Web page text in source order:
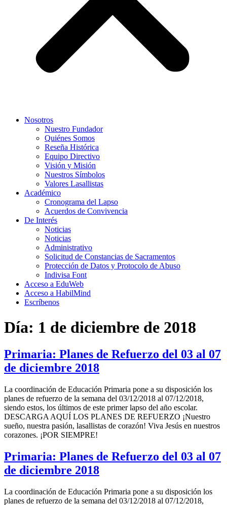
Nosotros
Nuestro Fundador
Quiénes Somos
Reseña Histórica
Equipo Directivo
Visión y Misión
Nuestros Símbolos
Valores Lasallistas
Académico
Cronograma del Lapso
Acuerdos de Convivencia
De Interés
Noticias
Noticias
Administrativo
Solicitud de Constancias de Sacramentos
Protección de Datos y Protocolo de Abuso
Indivisa Font
Acceso a EduWeb
Acceso a HabilMind
Escríbenos
Día: 1 de diciembre de 2018
Primaria: Planes de Refuerzo del 03 al 07
de diciembre 2018
La coordinación de Educación Primaria pone a su disposición los
planes de refuerzo de la semana del 03/12/2018 al 07/12/2018,
siendo estos, los últimos de este primer lapso del año escolar.
DESCARGA AQUÍ LOS PLANES DE REFUERZO ¡Nuestro
sueño, nuestra pasión, lasallistas de corazón! Viva Jesús en nuestros
corazones. ¡POR SIEMPRE!
Primaria: Planes de Refuerzo del 03 al 07
de diciembre 2018
La coordinación de Educación Primaria pone a su disposición los
planes de refuerzo de la semana del 03/12/2018 al 07/12/2018,